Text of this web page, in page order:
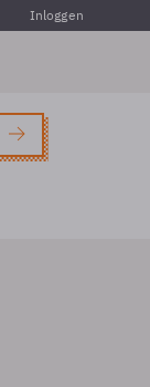
Inloggen